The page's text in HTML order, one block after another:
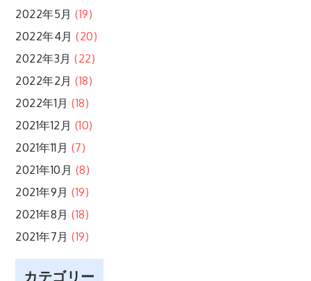
2022年5月 (19)
2022年4月 (20)
2022年3月 (22)
2022年2月 (18)
2022年1月 (18)
2021年12月 (10)
2021年11月 (7)
2021年10月 (8)
2021年9月 (19)
2021年8月 (18)
2021年7月 (19)
カテゴリー